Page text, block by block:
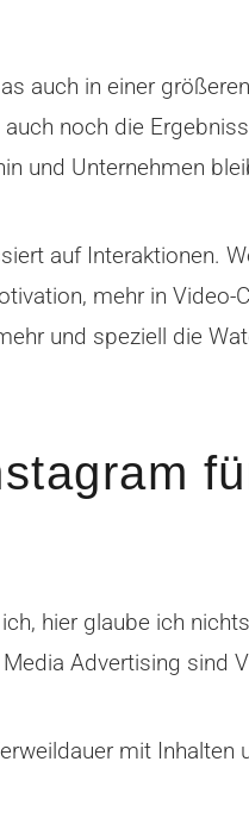
auch in einer
noch die
und Unternehmen
auf Interaktionen.
mehr in
und speziell die
hier glaube ich
Advertising sind
mit